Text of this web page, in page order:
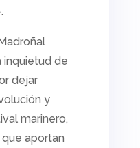
inquietud de
dejar
y
marinero,
aportan